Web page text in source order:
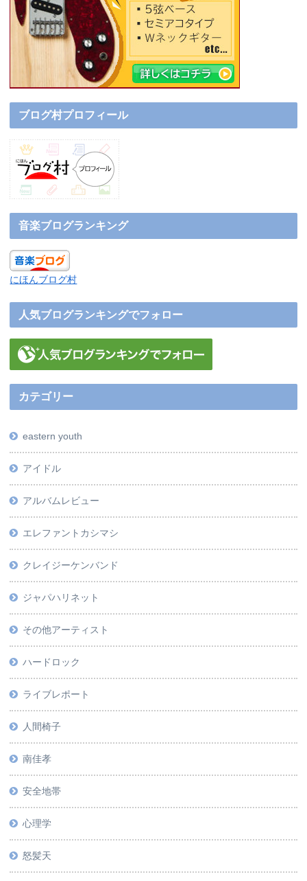
ブログ村プロフィール
音楽ブログランキング
にほんブログ村
人気ブログランキングでフォロー
カテゴリー
eastern youth
アイドル
アルバムレビュー
エレファントカシマシ
クレイジーケンバンド
ジャパハリネット
その他アーティスト
ハードロック
ライブレポート
人間椅子
南佳孝
安全地帯
心理学
怒髪天